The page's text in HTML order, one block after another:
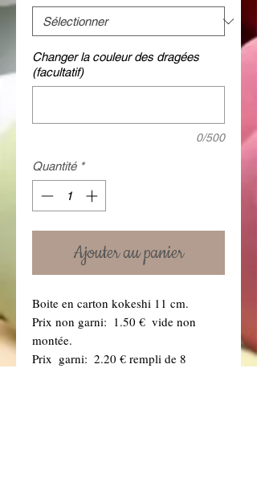
Changer la couleur des dragées
(facultatif)
0/500
Quantité *
Ajouter au panier
Boite en carton kokeshi 11 cm.
Prix non garni:  1.50 €  vide non
montée.
Prix  garni:  2.20 € rempli de 8